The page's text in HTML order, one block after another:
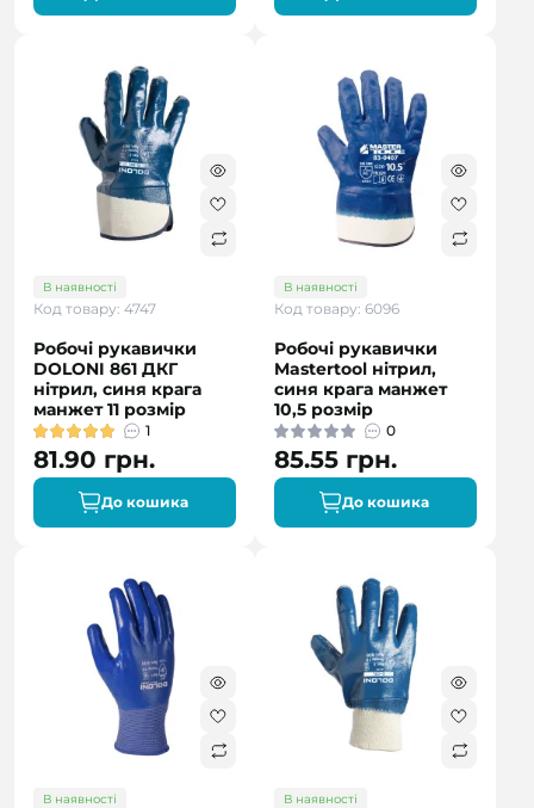
В наявності
Код товару: 4747
Робочі рукавички
DOLONI 861 ДКГ
нітрил, синя крага
манжет 11 розмір
1
81.90 грн.
До кошика
В наявності
Код товару: 6096
Робочі рукавички
Mastertool нітрил,
синя крага манжет
10,5 розмір
0
85.55 грн.
До кошика
В наявності В наявності